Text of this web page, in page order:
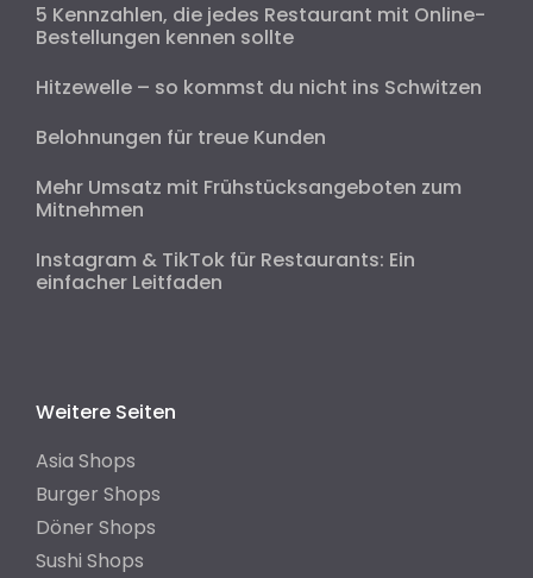
5 Kennzahlen, die jedes Restaurant mit Online-
Bestellungen kennen sollte
Hitzewelle – so kommst du nicht ins Schwitzen
Belohnungen für treue Kunden
Mehr Umsatz mit Frühstücksangeboten zum
Mitnehmen
Instagram & TikTok für Restaurants: Ein
einfacher Leitfaden
Weitere Seiten
Asia Shops
Burger Shops
Döner Shops
Sushi Shops